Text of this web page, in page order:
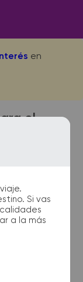
en
Si vas
a la más
el